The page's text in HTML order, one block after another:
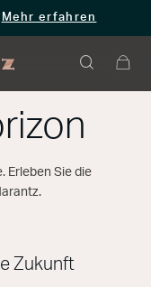
Mehr erfahren
Erleben Sie die
Zukunft